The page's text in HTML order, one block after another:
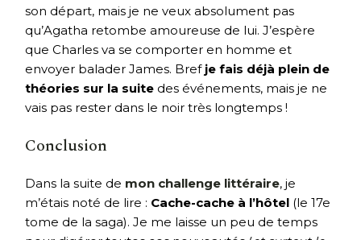
son départ, mais je ne veux absolument pas
qu’Agatha retombe amoureuse de lui. J’espère
que Charles va se comporter en homme et
envoyer balader James. Bref je fais déjà plein de
théories sur la suite des événements, mais je ne
vais pas rester dans le noir très longtemps !
Conclusion
Dans la suite de mon challenge littéraire, je
m’étais noté de lire : Cache-cache à l’hôtel (le 17e
tome de la saga). Je me laisse un peu de temps